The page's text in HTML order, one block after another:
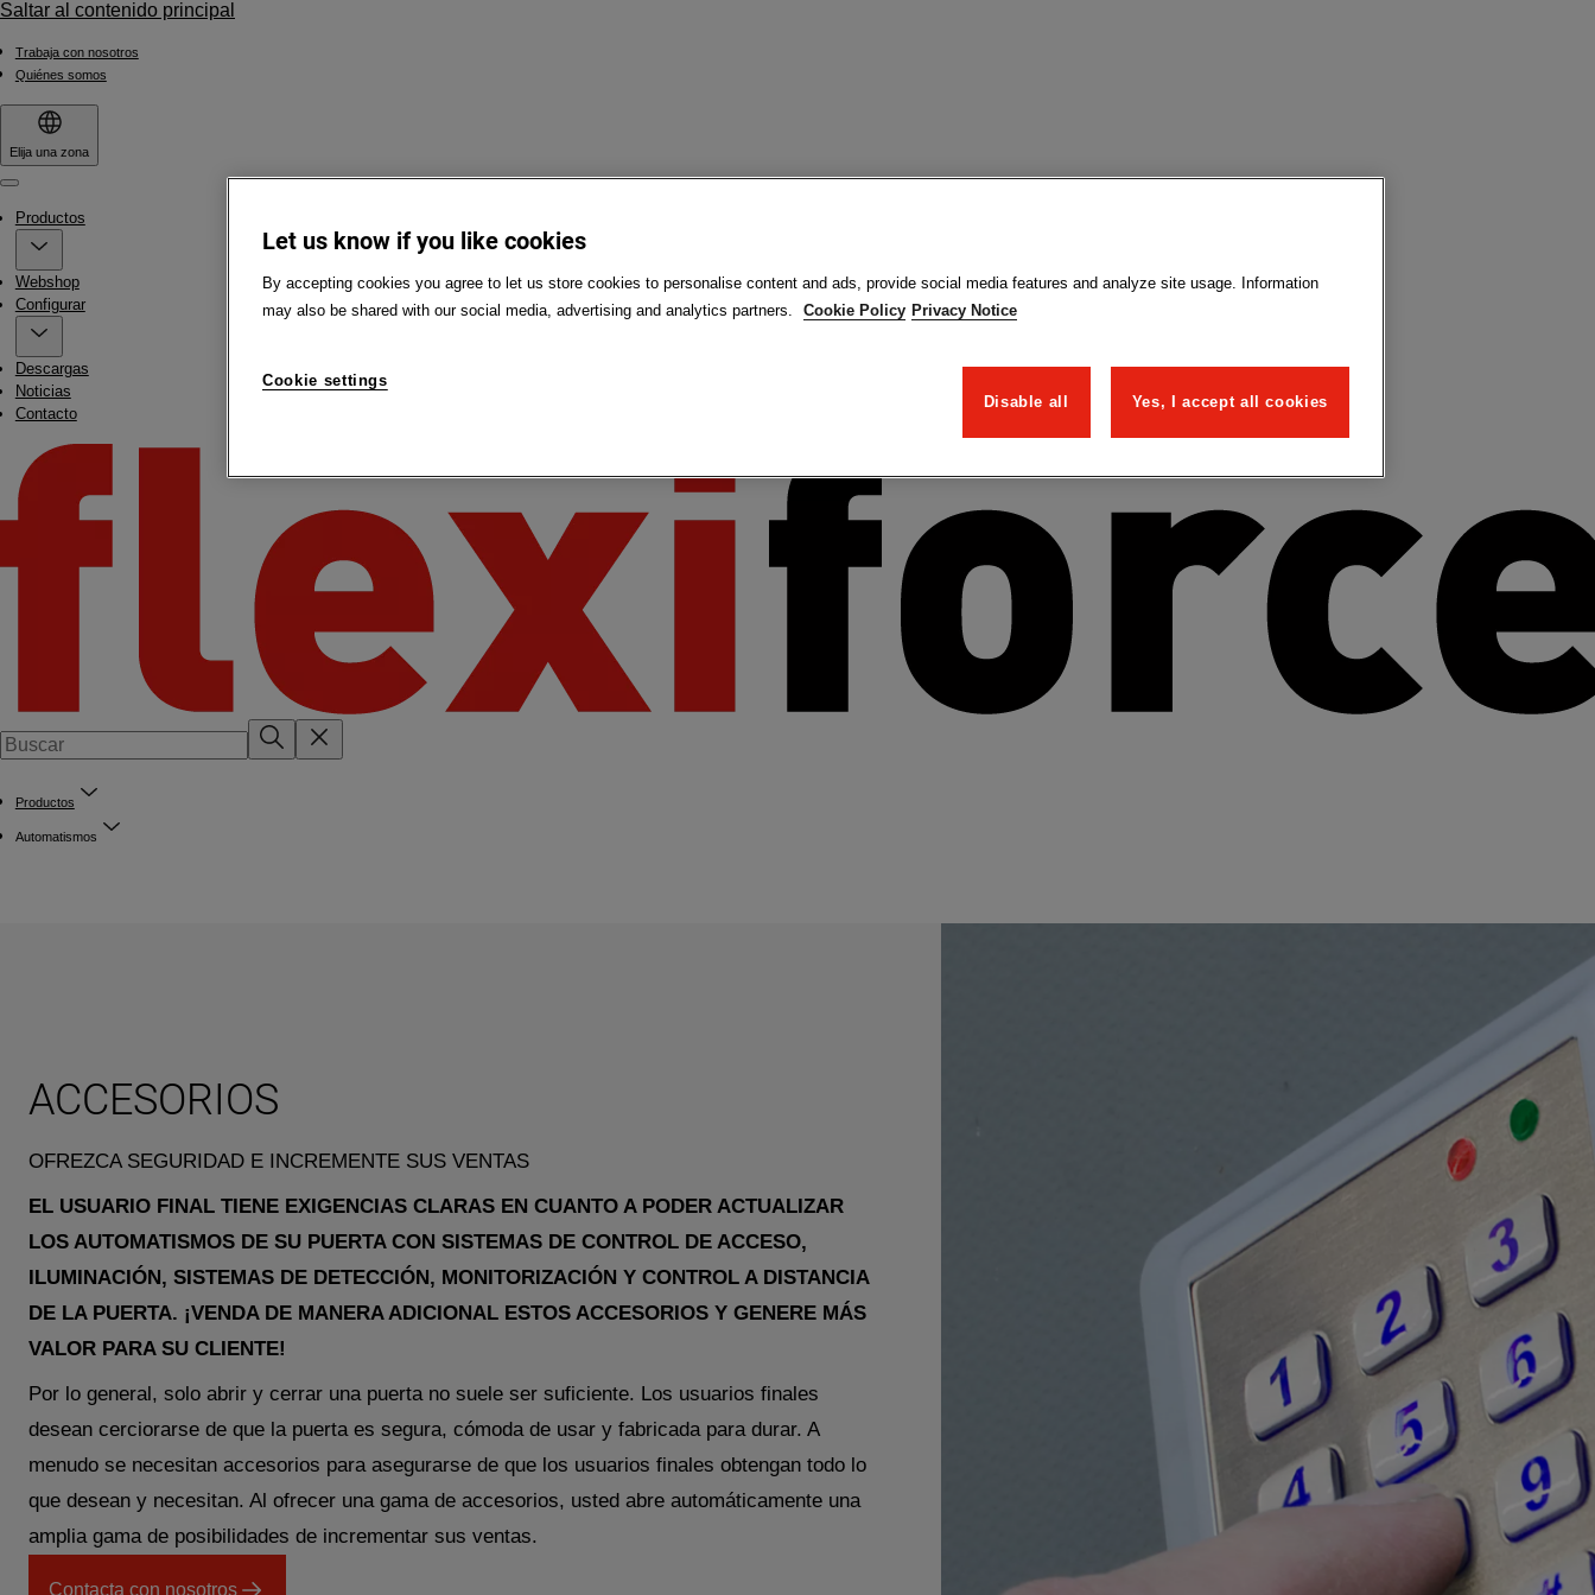
Saltar al contenido principal
Trabaja con nosotros
Quiénes somos
Elija una zona
Productos
Webshop
Configurar
Descargas
Noticias
Contacto
Productos
Automatismos
ACCESORIOS
OFREZCA SEGURIDAD E INCREMENTE SUS VENTAS
EL USUARIO FINAL TIENE EXIGENCIAS CLARAS EN CUANTO A PODER ACTUALIZAR
LOS AUTOMATISMOS DE SU PUERTA CON SISTEMAS DE CONTROL DE ACCESO,
ILUMINACIÓN, SISTEMAS DE DETECCIÓN, MONITORIZACIÓN Y CONTROL A DISTANCIA
DE LA PUERTA. ¡VENDA DE MANERA ADICIONAL ESTOS ACCESORIOS Y GENERE MÁS
VALOR PARA SU CLIENTE!
Por lo general, solo abrir y cerrar una puerta no suele ser suficiente. Los usuarios finales
desean cerciorarse de que la puerta es segura, cómoda de usar y fabricada para durar. A
menudo se necesitan accesorios para asegurarse de que los usuarios finales obtengan todo lo
que desean y necesitan. Al ofrecer una gama de accesorios, usted abre automáticamente una
amplia gama de posibilidades de incrementar sus ventas.
Contacta con nosotros
Let us know if you like cookies
By accepting cookies you agree to let us store cookies to personalise content and ads, provide social media features and analyze site usage. Information
may also be shared with our social media, advertising and analytics partners.
Cookie Policy Privacy Notice
Disable all Yes, I accept all cookies
Cookie settings